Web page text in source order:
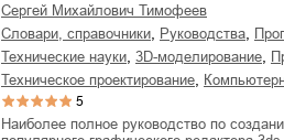
Сергей Михайлович Тимофеев
словари, справочники
руководства
технические науки 3D-моделирование
техническое проектирование
5
Наиболее полное руководство по